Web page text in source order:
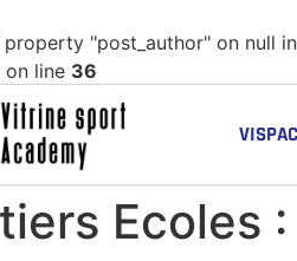
"post_author" on null
on line 36
VISPAC
Ecoles